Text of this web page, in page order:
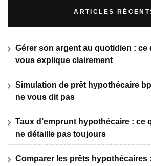
ARTICLES
Gérer son argent au quotidien : ce
vous explique clairement
Simulation de prêt hypothécaire
ne vous dit pas
Taux d’emprunt hypothécaire : ce
ne détaille pas toujours
Comparer les prêts hypothécaires